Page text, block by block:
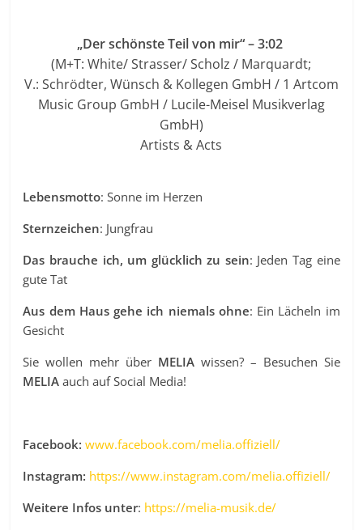
„Der schönste Teil von mir“ – 3:02
(M+T: White/ Strasser/ Scholz / Marquardt;
V.: Schrödter, Wünsch & Kollegen GmbH / 1 Artcom
Music Group GmbH / Lucile-Meisel Musikverlag
GmbH)
Artists & Acts
Lebensmotto: Sonne im Herzen
Sternzeichen: Jungfrau
Das brauche ich, um glücklich zu sein: Jeden Tag eine
gute Tat
Aus dem Haus gehe ich niemals ohne: Ein Lächeln im
Gesicht
Sie wollen mehr über MELIA wissen? – Besuchen Sie
MELIAauch auf Social Media!
Facebook: www.facebook.com/melia.offiziell/
Instagram: https://www.instagram.com/melia.offiziell/
Weitere Infos unter: https://melia-musik.de/